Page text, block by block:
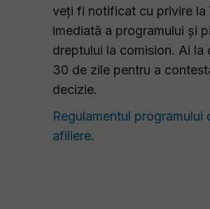
veți fi notificat cu privire la
imediată a programului și
dreptului la comision. Ai la
30 de zile pentru a
decizie.
Regulamentul programului
afiliere.